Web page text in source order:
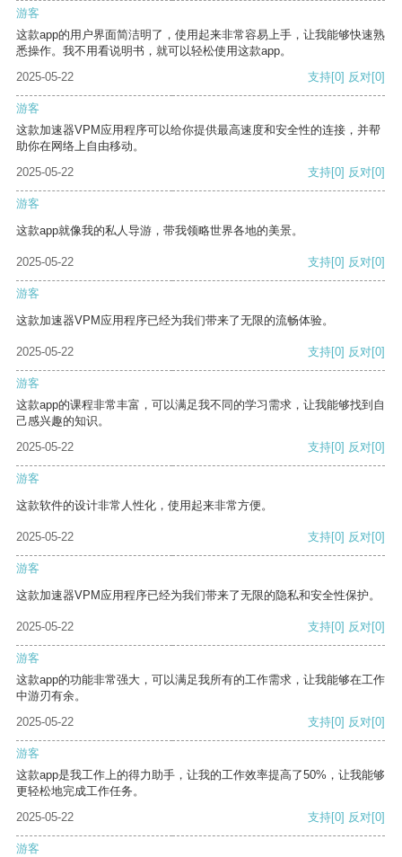
游客
这款app的用户界面简洁明了，使用起来非常容易上手，让我能够快速熟
悉操作。我不用看说明书，就可以轻松使用这款app。
2025-05-22
支持[0] 反对[0]
游客
这款加速器VPM应用程序可以给你提供最高速度和安全性的连接，并帮
助你在网络上自由移动。
2025-05-22
支持[0] 反对[0]
游客
这款app就像我的私人导游，带我领略世界各地的美景。
2025-05-22 支持[0] 反对[0]
游客
这款加速器VPM应用程序已经为我们带来了无限的流畅体验。
2025-05-22 支持[0] 反对[0]
游客
这款app的课程非常丰富，可以满足我不同的学习需求，让我能够找到自
己感兴趣的知识。
2025-05-22
支持[0] 反对[0]
游客
这款软件的设计非常人性化，使用起来非常方便。
2025-05-22 支持[0] 反对[0]
游客
这款加速器VPM应用程序已经为我们带来了无限的隐私和安全性保护。
2025-05-22 支持[0] 反对[0]
游客
这款app的功能非常强大，可以满足我所有的工作需求，让我能够在工作
中游刃有余。
2025-05-22
支持[0] 反对[0]
游客
这款app是我工作上的得力助手，让我的工作效率提高了50%，让我能够
更轻松地完成工作任务。
2025-05-22
支持[0] 反对[0]
游客